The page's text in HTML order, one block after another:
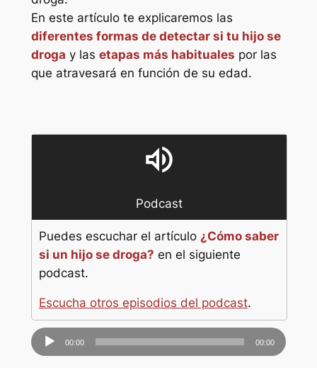
En este artículo te explicaremos las
diferentes formas de detectar si tu hijo se
droga y las etapas más habituales por las
que atravesará en función de su edad.
volume_up
Podcast
Puedes escuchar el artículo ¿Cómo saber
si un hijo se droga? en el siguiente
podcast.
Escucha otros episodios del podcast.
Reproductor
de
00:00 00:00